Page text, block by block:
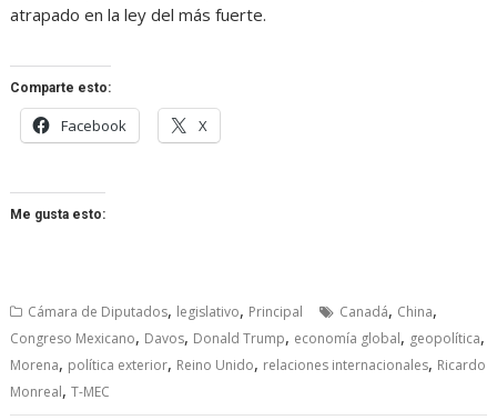
atrapado en la ley del más fuerte.
Comparte esto:
Facebook X
Me gusta esto:
Cámara de Diputados, legislativo, Principal Canadá, China,
Congreso Mexicano, Davos, Donald Trump, economía global, geopolítica,
Morena, política exterior, Reino Unido, relaciones internacionales, Ricardo
Monreal,T-MEC